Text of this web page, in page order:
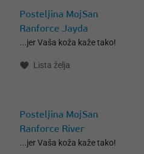
Posteljina MojSan
Ranforce Jayda
...jer Vaša koža kaže tako!
Lista želja
Posteljina MojSan
Ranforce River
...jer Vaša koža kaže tako!